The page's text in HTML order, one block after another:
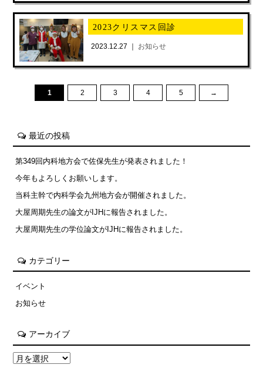
2023クリスマス回診
2023.12.27 ｜ お知らせ
1 2 3 4 5 →
最近の投稿
第349回内科地方会で佐保先生が発表されました！
今年もよろしくお願いします。
当科主幹で内科学会九州地方会が開催されました。
大屋周期先生の論文がIJHに報告されました。
大屋周期先生の学位論文がIJHに報告されました。
カテゴリー
イベント
お知らせ
アーカイブ